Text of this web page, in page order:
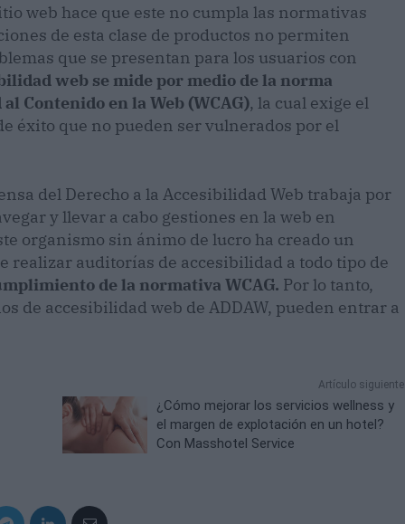
web hace que este no cumpla las normativas
de esta clase de productos no permiten
que se presentan para los usuarios con
web se mide por medio de la norma
Contenido en la Web (WCAG), la cual exige el
éxito que no pueden ser vulnerados por el
del Derecho a la Accesibilidad Web trabaja por
y llevar a cabo gestiones en la web en
organismo sin ánimo de lucro ha creado un
realizar auditorías de accesibilidad a todo tipo de
de la normativa WCAG. Por lo tanto,
de accesibilidad web de ADDAW, pueden entrar a
Artículo siguiente
¿Cómo mejorar los servicios wellness y
el margen de explotación en un hotel?
Con Masshotel Service